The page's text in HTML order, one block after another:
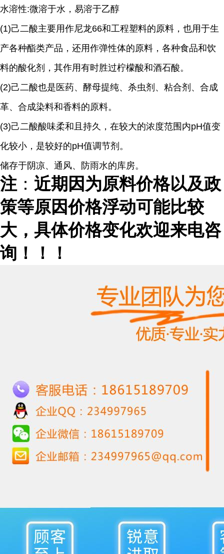
水溶性:微溶于水，易溶于乙醇
(1)己二酸主要用作尼龙66和工程塑料的原料，也用于生
产各种酯类产品，还用作弹性体的原料，各种食品和饮
料的酸化剂，其作用有时胜过柠檬酸和酒石酸。
(2)己二酸也是医药、酵母提纯、杀虫剂、粘合剂、合成
革、合成染料和香料的原料。
(3)己二酸酸味柔和且持久，在较大的浓度范围内pH值变
化较小，是较好的pH值调节剂。
储存于阴凉、通风、防雨水的库房。
注 ： 近期因为原料价格以及政
策等原因价格浮动可能比较
大，具体价格变化欢迎来电咨
询！！！